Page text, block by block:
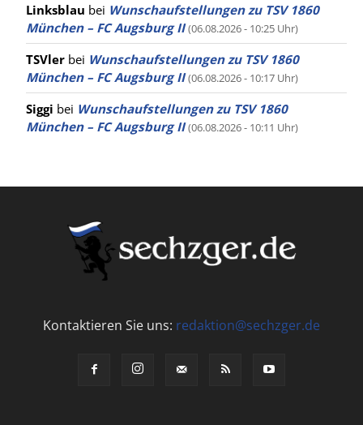
Linksblau bei Wunschaufstellungen zu TSV 1860
München – FC Augsburg II (06.08.2026 - 10:25 Uhr)
TSVler bei Wunschaufstellungen zu TSV 1860
München – FC Augsburg II (06.08.2026 - 10:17 Uhr)
Siggi bei Wunschaufstellungen zu TSV 1860
München – FC Augsburg II (06.08.2026 - 10:11 Uhr)
Kontaktieren Sie uns: redaktion@sechzger.de